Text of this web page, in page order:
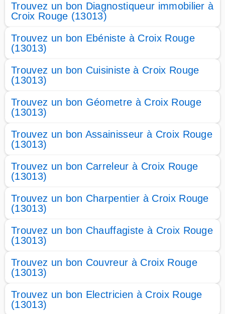
Trouvez un bon Diagnostiqueur immobilier à
Croix Rouge (13013)
Trouvez un bon Ebéniste à Croix Rouge
(13013)
Trouvez un bon Cuisiniste à Croix Rouge
(13013)
Trouvez un bon Géometre à Croix Rouge
(13013)
Trouvez un bon Assainisseur à Croix Rouge
(13013)
Trouvez un bon Carreleur à Croix Rouge
(13013)
Trouvez un bon Charpentier à Croix Rouge
(13013)
Trouvez un bon Chauffagiste à Croix Rouge
(13013)
Trouvez un bon Couvreur à Croix Rouge
(13013)
Trouvez un bon Electricien à Croix Rouge
(13013)